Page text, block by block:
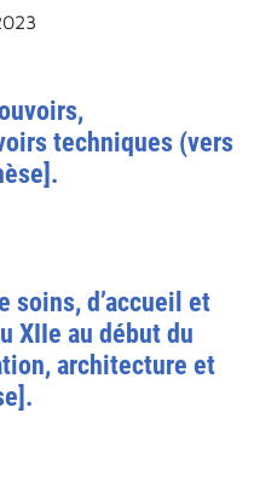
techniques (vers
soins, d’accueil et
XIIe au début du
architecture et